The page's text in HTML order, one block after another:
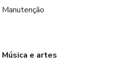
Manutenção
Música e artes